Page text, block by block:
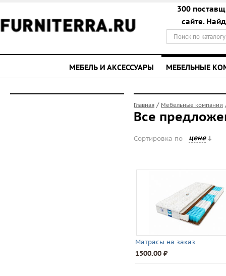
300
сайте.
МЕБЕЛЬ И АКСЕССУАРЫ МЕБЕЛЬНЫЕ
Главная / Мебельные компании
Все
Сортировка по цене
Матрасы на заказ
1500.00 ⃏